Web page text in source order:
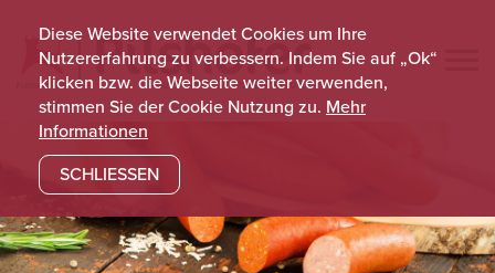
Diese Website verwendet Cookies um Ihre
Nutzererfahrung zu verbessern. Indem Sie auf „Ok“
klicken bzw. die Webseite weiter verwenden,
stimmen Sie der Cookie Nutzung zu. Mehr
Informationen
SCHLIESSEN